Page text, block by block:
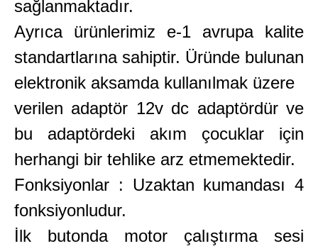
sağlanmaktadır.
Ayrıca ürünlerimiz e-1 avrupa kalite
standartlarına sahiptir. Üründe bulunan
elektronik aksamda kullanılmak üzere
verilen adaptör 12v dc adaptördür ve
bu adaptördeki akım çocuklar için
herhangi bir tehlike arz etmemektedir.
Fonksiyonlar : Uzaktan kumandası 4
fonksiyonludur.
İlk butonda motor çalıştırma sesi